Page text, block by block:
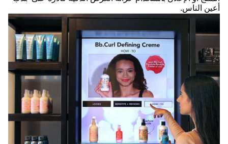
أعين الناس.